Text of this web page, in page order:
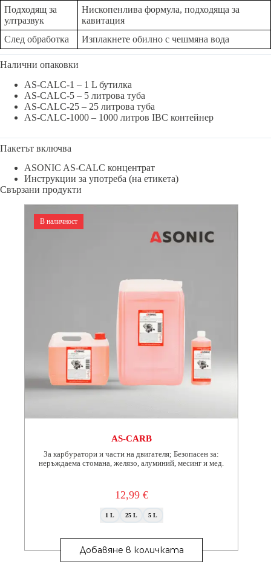
Подходящ за
ултразвук
Нископенлива формула, подходяща за
кавитация
След обработка
Изплакнете обилно с чешмяна вода
Налични опаковки
AS-CALC-1 – 1 L бутилка
AS-CALC-5 – 5 литрова туба
AS-CALC-25 – 25 литрова туба
AS-CALC-1000 – 1000 литров IBC контейнер
Пакетът включва
ASONIC AS-CALC концентрат
Инструкции за употреба (на етикета)
Свързани продукти
В наличност
AS-CARB
За карбуратори и части на двигателя; Безопасен за:
неръждаема стомана, желязо, алуминий, месинг и мед.
12,99 €
1 L 25 L 5 L
Добавяне в количката
product
has